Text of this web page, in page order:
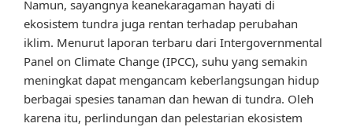
Namun, sayangnya keanekaragaman hayati di
ekosistem tundra juga rentan terhadap perubahan
iklim. Menurut laporan terbaru dari Intergovernmental
Panel on Climate Change (IPCC), suhu yang semakin
meningkat dapat mengancam keberlangsungan hidup
berbagai spesies tanaman dan hewan di tundra. Oleh
karena itu, perlindungan dan pelestarian ekosistem